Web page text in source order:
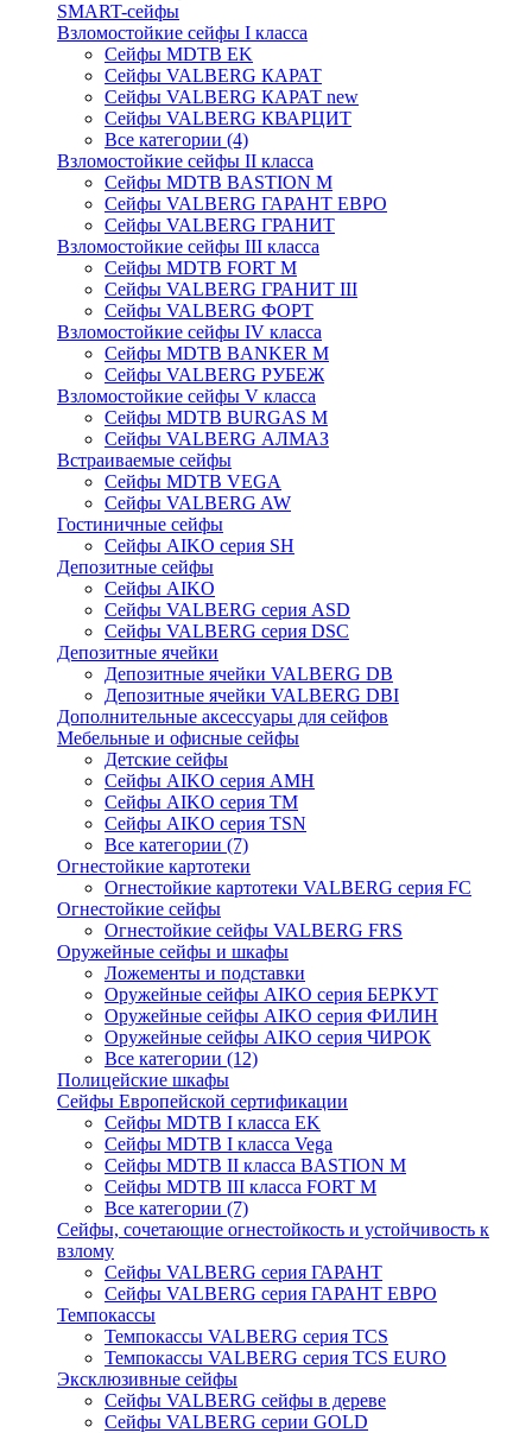
SMART-сейфы
Взломостойкие сейфы I класса
Сейфы MDTB EK
Сейфы VALBERG КАРАТ
Сейфы VALBERG КАРАТ new
Сейфы VALBERG КВАРЦИТ
Все категории (4)
Взломостойкие сейфы II класса
Сейфы MDTB BASTION M
Сейфы VALBERG ГАРАНТ ЕВРО
Сейфы VALBERG ГРАНИТ
Взломостойкие сейфы III класса
Сейфы MDTB FORT M
Сейфы VALBERG ГРАНИТ III
Сейфы VALBERG ФОРТ
Взломостойкие сейфы IV класса
Сейфы MDTB BANKER M
Сейфы VALBERG РУБЕЖ
Взломостойкие сейфы V класса
Сейфы MDTB BURGAS M
Сейфы VALBERG АЛМАЗ
Встраиваемые сейфы
Сейфы MDTB VEGA
Сейфы VALBERG AW
Гостиничные сейфы
Сейфы AIKO серия SH
Депозитные сейфы
Сейфы AIKO
Сейфы VALBERG серия ASD
Сейфы VALBERG серия DSC
Депозитные ячейки
Депозитные ячейки VALBERG DB
Депозитные ячейки VALBERG DBI
Дополнительные аксессуары для сейфов
Мебельные и офисные сейфы
Детские сейфы
Сейфы AIKO серия AMH
Сейфы AIKO серия TM
Сейфы AIKO серия TSN
Все категории (7)
Огнестойкие картотеки
Огнестойкие картотеки VALBERG серия FC
Огнестойкие сейфы
Огнестойкие сейфы VALBERG FRS
Оружейные сейфы и шкафы
Ложементы и подставки
Оружейные сейфы AIKO серия БЕРКУТ
Оружейные сейфы AIKO серия ФИЛИН
Оружейные сейфы AIKO серия ЧИРОК
Все категории (12)
Полицейские шкафы
Сейфы Европейской сертификации
Сейфы MDTB I класса EK
Сейфы MDTB I класса Vega
Сейфы MDTB II класса BASTION M
Сейфы MDTB III класса FORT M
Все категории (7)
Сейфы, сочетающие огнестойкость и устойчивость к
взлому
Сейфы VALBERG серия ГАРАНТ
Сейфы VALBERG серия ГАРАНТ ЕВРО
Темпокассы
Темпокассы VALBERG серия TCS
Темпокассы VALBERG серия TCS EURO
Эксклюзивные сейфы
Сейфы VALBERG сейфы в дереве
Сейфы VALBERG серии GOLD